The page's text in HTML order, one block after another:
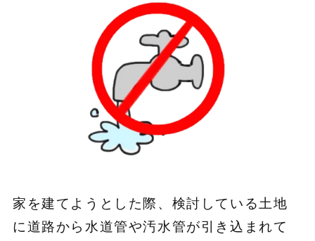
家を建てようとした際、検討している土地
に道路から水道管や汚水管が引き込まれて